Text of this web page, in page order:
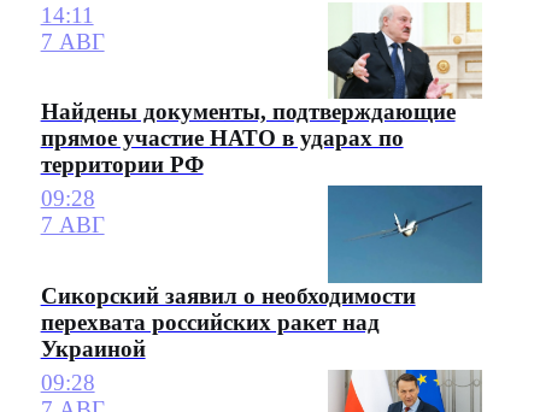
14:11
7 АВГ
Найдены документы, подтверждающие
прямое участие НАТО в ударах по
территории РФ
09:28
7 АВГ
Сикорский заявил о необходимости
перехвата российских ракет над
Украиной
09:28